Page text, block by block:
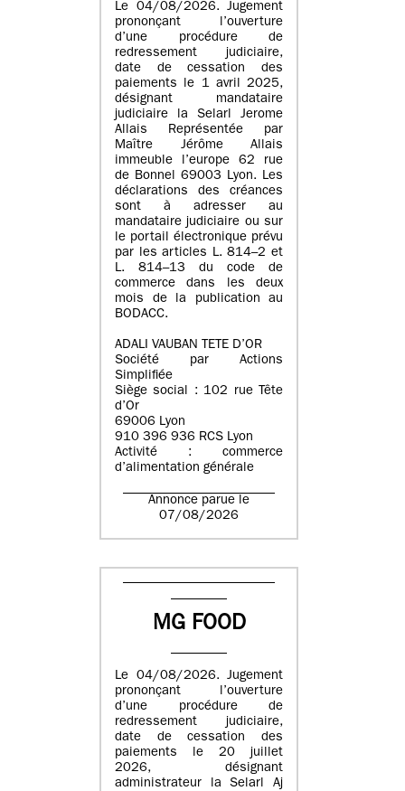
Le 04/08/2026. Jugement
prononçant l’ouverture
d’une procédure de
redressement judiciaire,
date de cessation des
paiements le 1 avril 2025,
désignant mandataire
judiciaire la Selarl Jerome
Allais Représentée par
Maître Jérôme Allais
immeuble l’europe 62 rue
de Bonnel 69003 Lyon. Les
déclarations des créances
sont à adresser au
mandataire judiciaire ou sur
le portail électronique prévu
par les articles L. 814–2 et
L. 814–13 du code de
commerce dans les deux
mois de la publication au
BODACC.
ADALI VAUBAN TETE D’OR
Société par Actions
Simplifiée
Siège social : 102 rue Tête
d’Or
69006 Lyon
910 396 936 RCS Lyon
Activité : commerce
d’alimentation générale
Annonce parue le
07/08/2026
MG FOOD
Le 04/08/2026. Jugement
prononçant l’ouverture
d’une procédure de
redressement judiciaire,
date de cessation des
paiements le 20 juillet
2026, désignant
administrateur la Selarl Aj